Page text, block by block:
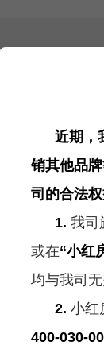
近期，我
销其他品
司的合法
1. 我司
或在“小红
均与我司无
2. 小红
400-030-
一